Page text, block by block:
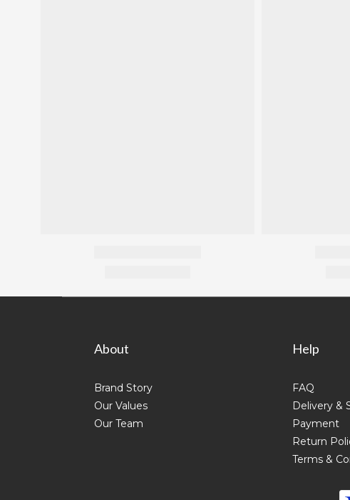
About
Brand Story
Our Values
Our Team
Help
FAQ
Delivery &
Payment
Return
Terms &